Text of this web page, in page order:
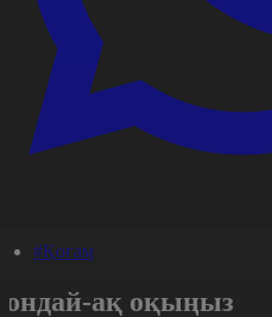
#Қоғам
ақ оқыңыз